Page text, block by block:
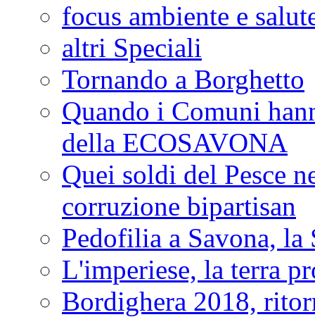
focus ambiente e
altri Speciali
Tornando a Borghetto
Quando i Comuni
della ECOSAVONA
Quei soldi del Pesce
corruzione bipartisan
Pedofilia a Savona, la
L'imperiese, la terra
Bordighera 2018,